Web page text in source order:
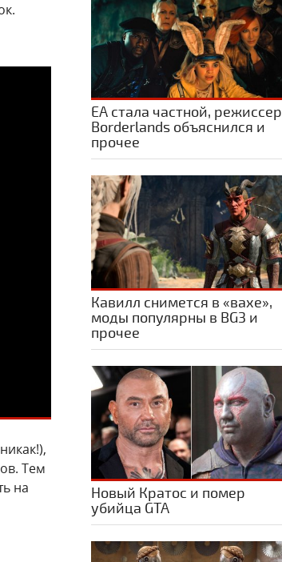
Тем
на
ЕА стала частной, режиссер
Borderlands объяснился и
прочее
Кавилл снимется в «вахе»,
моды популярны в BG3 и
прочее
Новый Кратос и помер
убийца GTA